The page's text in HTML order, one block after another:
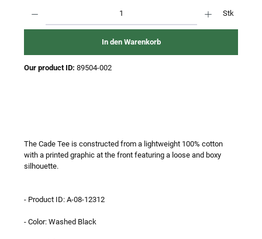
Stk
In den Warenkorb
Our product ID: 89504-002
The Cade Tee is constructed from a lightweight 100% cotton
with a printed graphic at the front featuring a loose and boxy
silhouette.
- Product ID: A-08-12312
- Color: Washed Black